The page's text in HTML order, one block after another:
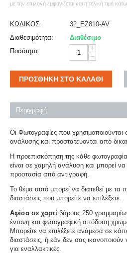
με την επιλογή εμφανίζεται και η τελική τιμή
ΚΩΔΙΚΟΣ:
32_EZ810-AV
Διαθεσιμότητα:
Διαθέσιμο
Ποσότητα:
+
−
ΠΡΟΣΘΉΚΗ ΣΤΟ ΚΑΛΆΘΙ
Περιγραφή
Οι Φωτογραφίες που χρησιμοποιούνται
ανάλυσης και προστατεύονται από
Η προεπισκόπηση της κάθε
είναι σε χαμηλή ανάλυση και μπορεί
προστασία από αντιγραφή.
Το θέμα αυτό μπορεί να διατεθεί με τα
διαστάσεις που μπορείτε να επιλέξετε.
Αφίσα σε χαρτί βάρους 250
έντονη και φωτογραφική απόδοση
Μπορείτε να επιλέξετε ανάμεσα σε
διαστάσεις, ή εάν δεν σας ικανοποιούν
για εναλλακτικές.